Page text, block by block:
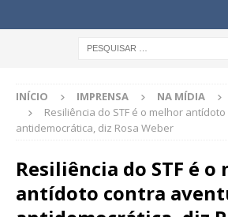
INÍCIO IMPRENSA NA MÍDIA
Resiliência do STF é o melhor
antidemocrática, diz Rosa Weber
Resiliência do STF é o
antídoto contra